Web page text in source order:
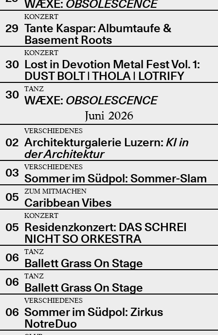
WÆXE: OBSOLESCENCE
29
KONZERT
Tante Kaspar: Albumtaufe &
Basement Roots
30
KONZERT
Lost in Devotion Metal Fest Vol. 1:
DUST BOLT | THOLA | LOTRIFY
30
TANZ
WÆXE: OBSOLESCENCE
Juni 2026
02
VERSCHIEDENES
Architekturgalerie Luzern: KI in
der Architektur
03
VERSCHIEDENES
Sommer im Südpol: Sommer-Slam
05
ZUM MITMACHEN
Caribbean Vibes
05
KONZERT
Residenzkonzert: DAS SCHREI
NICHT SO ORKESTRA
06
TANZ
Ballett Grass On Stage
06
TANZ
Ballett Grass On Stage
06
VERSCHIEDENES
Sommer im Südpol: Zirkus
NotreDuo